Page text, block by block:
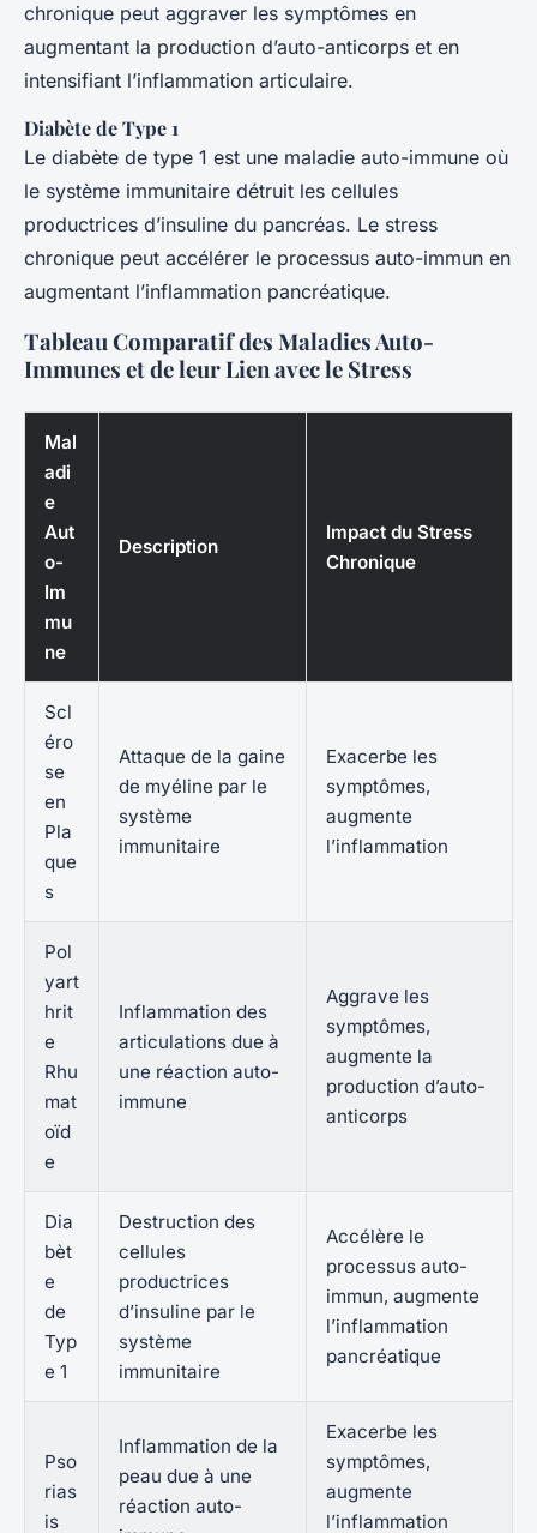
chronique peut aggraver les symptômes en
augmentant la production d’auto-anticorps et en
intensifiant l’inflammation articulaire.
Diabète de Type 1
Le diabète de type 1 est une maladie auto-immune où
le système immunitaire détruit les cellules
productrices d’insuline du pancréas. Le stress
chronique peut accélérer le processus auto-immun en
augmentant l’inflammation pancréatique.
Tableau Comparatif des Maladies Auto-
Immunes et de leur Lien avec le Stress
Mal
adi
e
Aut
o-
Im
mu
ne
Description
Impact du Stress
Chronique
Scl
éro
se
en
Pla
que
s
Attaque de la gaine
de myéline par le
système
immunitaire
Exacerbe les
symptômes,
augmente
l’inflammation
Pol
yart
hrit
e
Rhu
mat
oïd
e
Inflammation des
articulations due à
une réaction auto-
immune
Aggrave les
symptômes,
augmente la
production d’auto-
anticorps
Dia
bèt
e
de
Typ
e 1
Destruction des
cellules
productrices
d’insuline par le
système
immunitaire
Accélère le
processus auto-
immun, augmente
l’inflammation
pancréatique
Pso
rias
is
Inflammation de la
peau due à une
réaction auto-
Exacerbe les
symptômes,
augmente
l’inflammation